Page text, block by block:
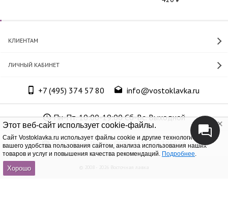
Этот веб-сайт использует cookie-файлы.
Cайт Vostoklavka.ru использует файлы cookie и другие технологии для
вашего удобства пользования сайтом, анализа использования наших
товаров и услуг и повышения качества рекомендаций. Подробнее.
Хорошо
КЛИЕНТАМ
ЛИЧНЫЙ КАБИНЕТ
+7 (495) 374 57 80 info@vostoklavka.ru
Пн-Пт. 10:00-19:00 Сб-Вс. Выходной
ООО «Юнит Групп», ОГРН 1147746305574